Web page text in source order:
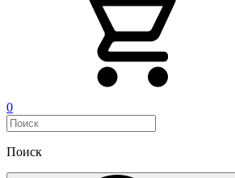
0
Поиск